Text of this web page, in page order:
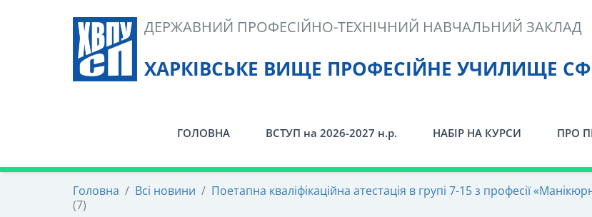
ХАРКІВСЬКЕ ВИЩЕ ПРОФЕСІЙНЕ УЧИЛИЩЕ
ДЕРЖАВНИЙ ПРОФЕСІЙНО-ТЕХНІЧНИЙ НАВЧАЛЬНИЙ ЗАКЛАД
ГОЛОВНА ВСТУП на 2026-2027 н.р. НАБІР НА КУРСИ ПРО
Головна / Всі новини / Поетапна кваліфікаційна атестація в групі 7-15 з професії
(7)